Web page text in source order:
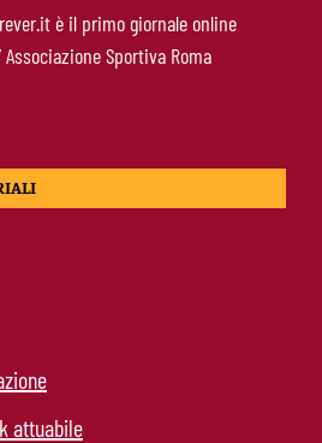
Brighton-Roma 3-0, brusco stop per Gasperini:
sterile e difesa troppo fragile
è il primo giornale online
Sportiva Roma
attuabile